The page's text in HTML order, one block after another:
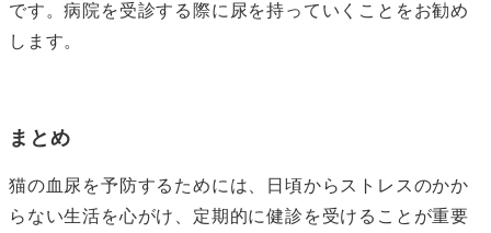
です。病院を受診する際に尿を持っていくことをお勧め
します。
まとめ
猫の血尿を予防するためには、日頃からストレスのかか
らない生活を心がけ、定期的に健診を受けることが重要